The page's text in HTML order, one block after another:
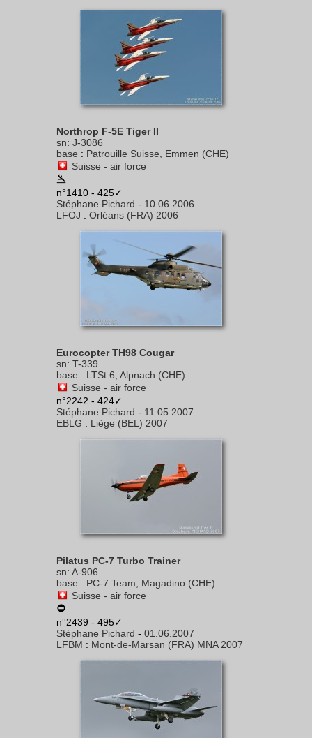
Northrop F-5E Tiger II
sn: J-3086
base : Patrouille Suisse, Emmen (CHE)
Suisse - air force
n°1410 - 425✓
Stéphane Pichard - 10.06.2006
LFOJ : Orléans (FRA) 2006
Eurocopter TH98 Cougar
sn: T-339
base : LTSt 6, Alpnach (CHE)
Suisse - air force
n°2242 - 424✓
Stéphane Pichard - 11.05.2007
EBLG : Liège (BEL) 2007
Pilatus PC-7 Turbo Trainer
sn: A-906
base : PC-7 Team, Magadino (CHE)
Suisse - air force
n°2439 - 495✓
Stéphane Pichard - 01.06.2007
LFBM : Mont-de-Marsan (FRA) MNA 2007